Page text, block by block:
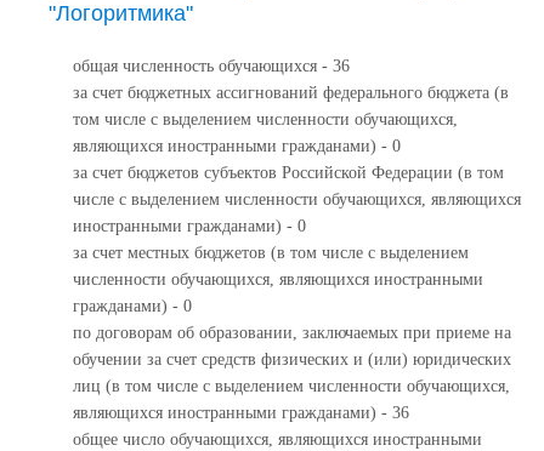
"Логоритмика"
общая численность обучающихся - 36
за счет бюджетных ассигнований федерального бюджета (в
том числе с выделением численности обучающихся,
являющихся иностранными гражданами) - 0
за счет бюджетов субъектов Российской Федерации (в том
числе с выделением численности обучающихся, являющихся
иностранными гражданами) - 0
за счет местных бюджетов (в том числе с выделением
численности обучающихся, являющихся иностранными
гражданами) - 0
по договорам об образовании, заключаемых при приеме на
обучении за счет средств физических и (или) юридических
лиц (в том числе с выделением численности обучающихся,
являющихся иностранными гражданами) - 36
общее число обучающихся, являющихся иностранными